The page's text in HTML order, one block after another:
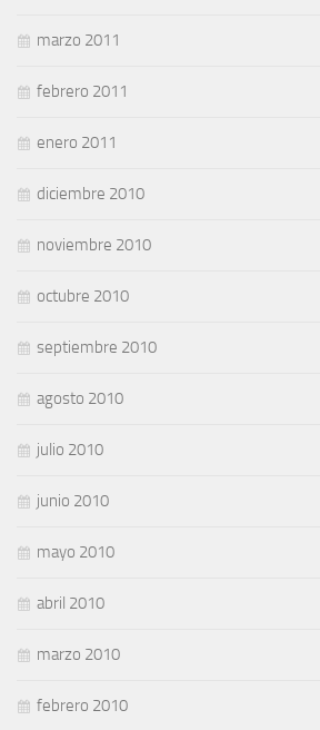
marzo 2011
febrero 2011
enero 2011
diciembre 2010
noviembre 2010
octubre 2010
septiembre 2010
agosto 2010
julio 2010
junio 2010
mayo 2010
abril 2010
marzo 2010
febrero 2010